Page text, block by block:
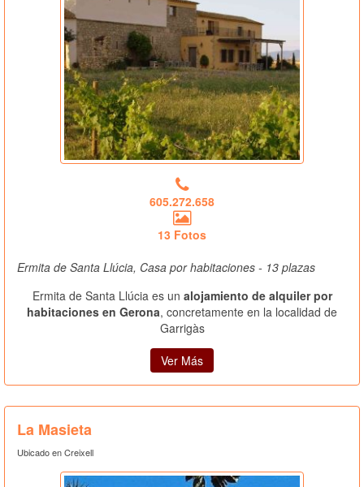
605.272.658
13 Fotos
Ermita de Santa Llúcia, Casa por habitaciones - 13 plazas
Ermita de Santa Llúcia es un alojamiento de alquiler por
habitaciones en Gerona, concretamente en la localidad de
Garrigàs
Ver Más
La Masieta
Ubicado en Creixell